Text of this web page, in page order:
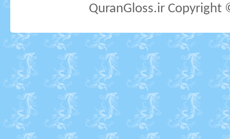
QuranGloss.ir Copyright